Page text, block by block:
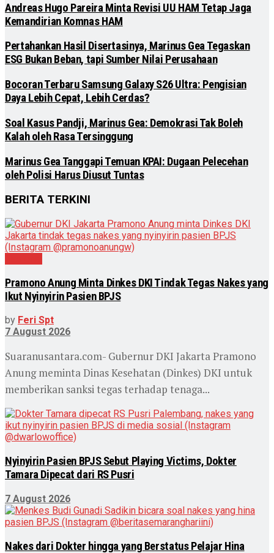
Andreas Hugo Pareira Minta Revisi UU HAM Tetap Jaga
Kemandirian Komnas HAM
Pertahankan Hasil Disertasinya, Marinus Gea Tegaskan
ESG Bukan Beban, tapi Sumber Nilai Perusahaan
Bocoran Terbaru Samsung Galaxy S26 Ultra: Pengisian
Daya Lebih Cepat, Lebih Cerdas?
Soal Kasus Pandji, Marinus Gea: Demokrasi Tak Boleh
Kalah oleh Rasa Tersinggung
Marinus Gea Tanggapi Temuan KPAI: Dugaan Pelecehan
oleh Polisi Harus Diusut Tuntas
BERITA TERKINI
Pramono Anung Minta Dinkes DKI Tindak Tegas Nakes yang
Ikut Nyinyirin Pasien BPJS
by Feri Spt
7 August 2026
Suaranusantara.com- Gubernur DKI Jakarta Pramono
Anung meminta Dinas Kesehatan (Dinkes) DKI untuk
memberikan sanksi tegas terhadap tenaga...
Nyinyirin Pasien BPJS Sebut Playing Victims, Dokter
Tamara Dipecat dari RS Pusri
7 August 2026
Nakes dari Dokter hingga yang Berstatus Pelajar Hina